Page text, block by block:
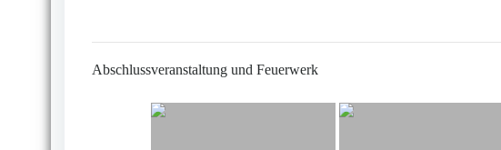
Abschlussveranstaltung und Feuerwerk